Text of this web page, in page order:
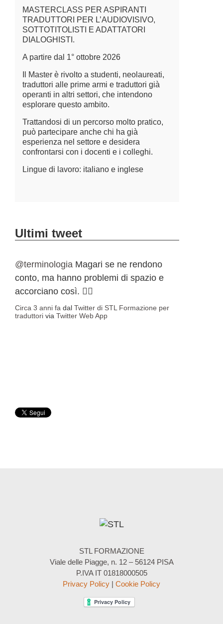
MASTERCLASS PER ASPIRANTI
TRADUTTORI PER L’AUDIOVISIVO,
SOTTOTITOLISTI E ADATTATORI
DIALOGHISTI.
A partire dal 1° ottobre 2026
Il Master è rivolto a studenti, neolaureati,
traduttori alle prime armi e traduttori già
operanti in altri settori, che intendono
esplorare questo ambito.
Trattandosi di un percorso molto pratico,
può partecipare anche chi ha già
esperienza nel settore e desidera
confrontarsi con i docenti e i colleghi.
Lingue di lavoro: italiano e inglese
Ultimi tweet
@terminologia Magari se ne rendono
conto, ma hanno problemi di spazio e
accorciano così. 🤷‍♀️
Circa 3 anni fa dal Twitter di STL Formazione per
traduttori via Twitter Web App
STL FORMAZIONE
Viale delle Piagge, n. 12 – 56124 PISA
P.IVA IT 01818000505
Privacy Policy | Cookie Policy